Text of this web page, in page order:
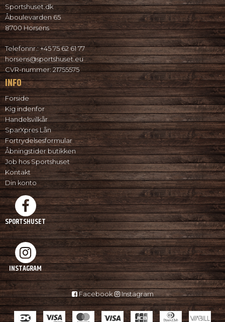
Sportshuset.dk
Åboulevarden 65
8700 Horsens
Telefonnr.:+45 75 62 61 77
horsens@sportshuset.eu
CVR-nummer:21755575
INFO
Forside
Kig indenfor
Handelsvilkår
SparXpres Lån
Fortrydelsesformular
Åbningstider butikken
Job hos Sportshuset
Kontakt
Din konto
SPORTSHUSET
INSTAGRAM
Facebook Instagram